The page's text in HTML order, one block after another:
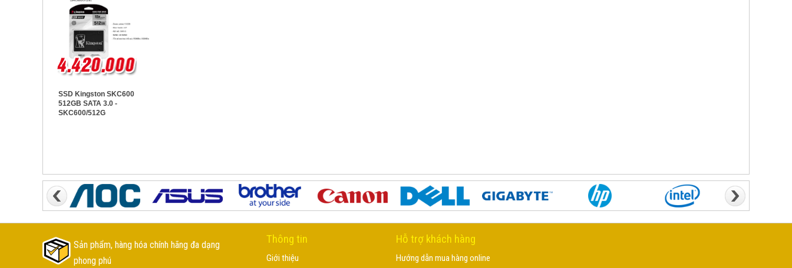
SSD Kingston SKC600
512GB SATA 3.0 -
SKC600/512G
Sản phẩm, hàng hóa chính hãng đa dạng
phong phú
Thông tin
Giới thiệu
Hỗ trợ khách hàng
Hướng dẫn mua hàng online